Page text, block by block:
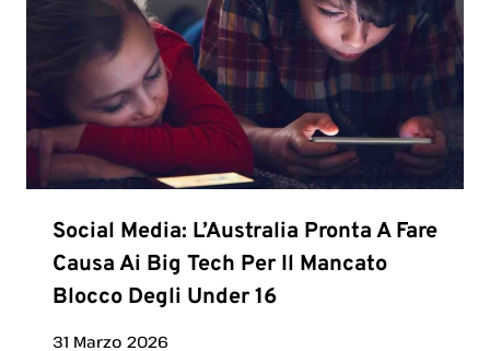
Social Media: L’Australia Pronta A Fare
Causa Ai Big Tech Per Il Mancato
Blocco Degli Under 16
31 Marzo 2026